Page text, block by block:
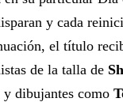
y cada
el título
de la talla de
y dibujantes como